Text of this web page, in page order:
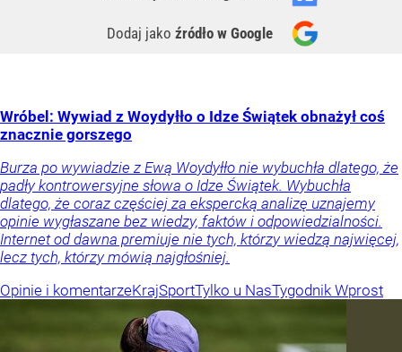
Dodaj jako źródło w Google
Wróbel: Wywiad z Woydyłło o Idze Świątek obnażył coś
znacznie gorszego
Burza po wywiadzie z Ewą Woydyłło nie wybuchła dlatego, że
padły kontrowersyjne słowa o Idze Świątek. Wybuchła
dlatego, że coraz częściej za ekspercką analizę uznajemy
opinie wygłaszane bez wiedzy, faktów i odpowiedzialności.
Internet od dawna premiuje nie tych, którzy wiedzą najwięcej,
lecz tych, którzy mówią najgłośniej.
Opinie i komentarzeKrajSportTylko u NasTygodnik Wprost